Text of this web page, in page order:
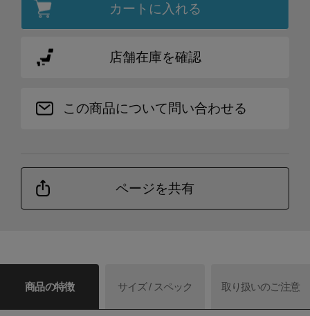
カートに入れる
店舗在庫を確認
この商品について問い合わせる
ページを共有
商品の特徴 サイズ / スペック 取り扱いのご注意